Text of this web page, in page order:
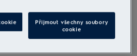
Vysavače
Přijmout všechny soubory
cookie